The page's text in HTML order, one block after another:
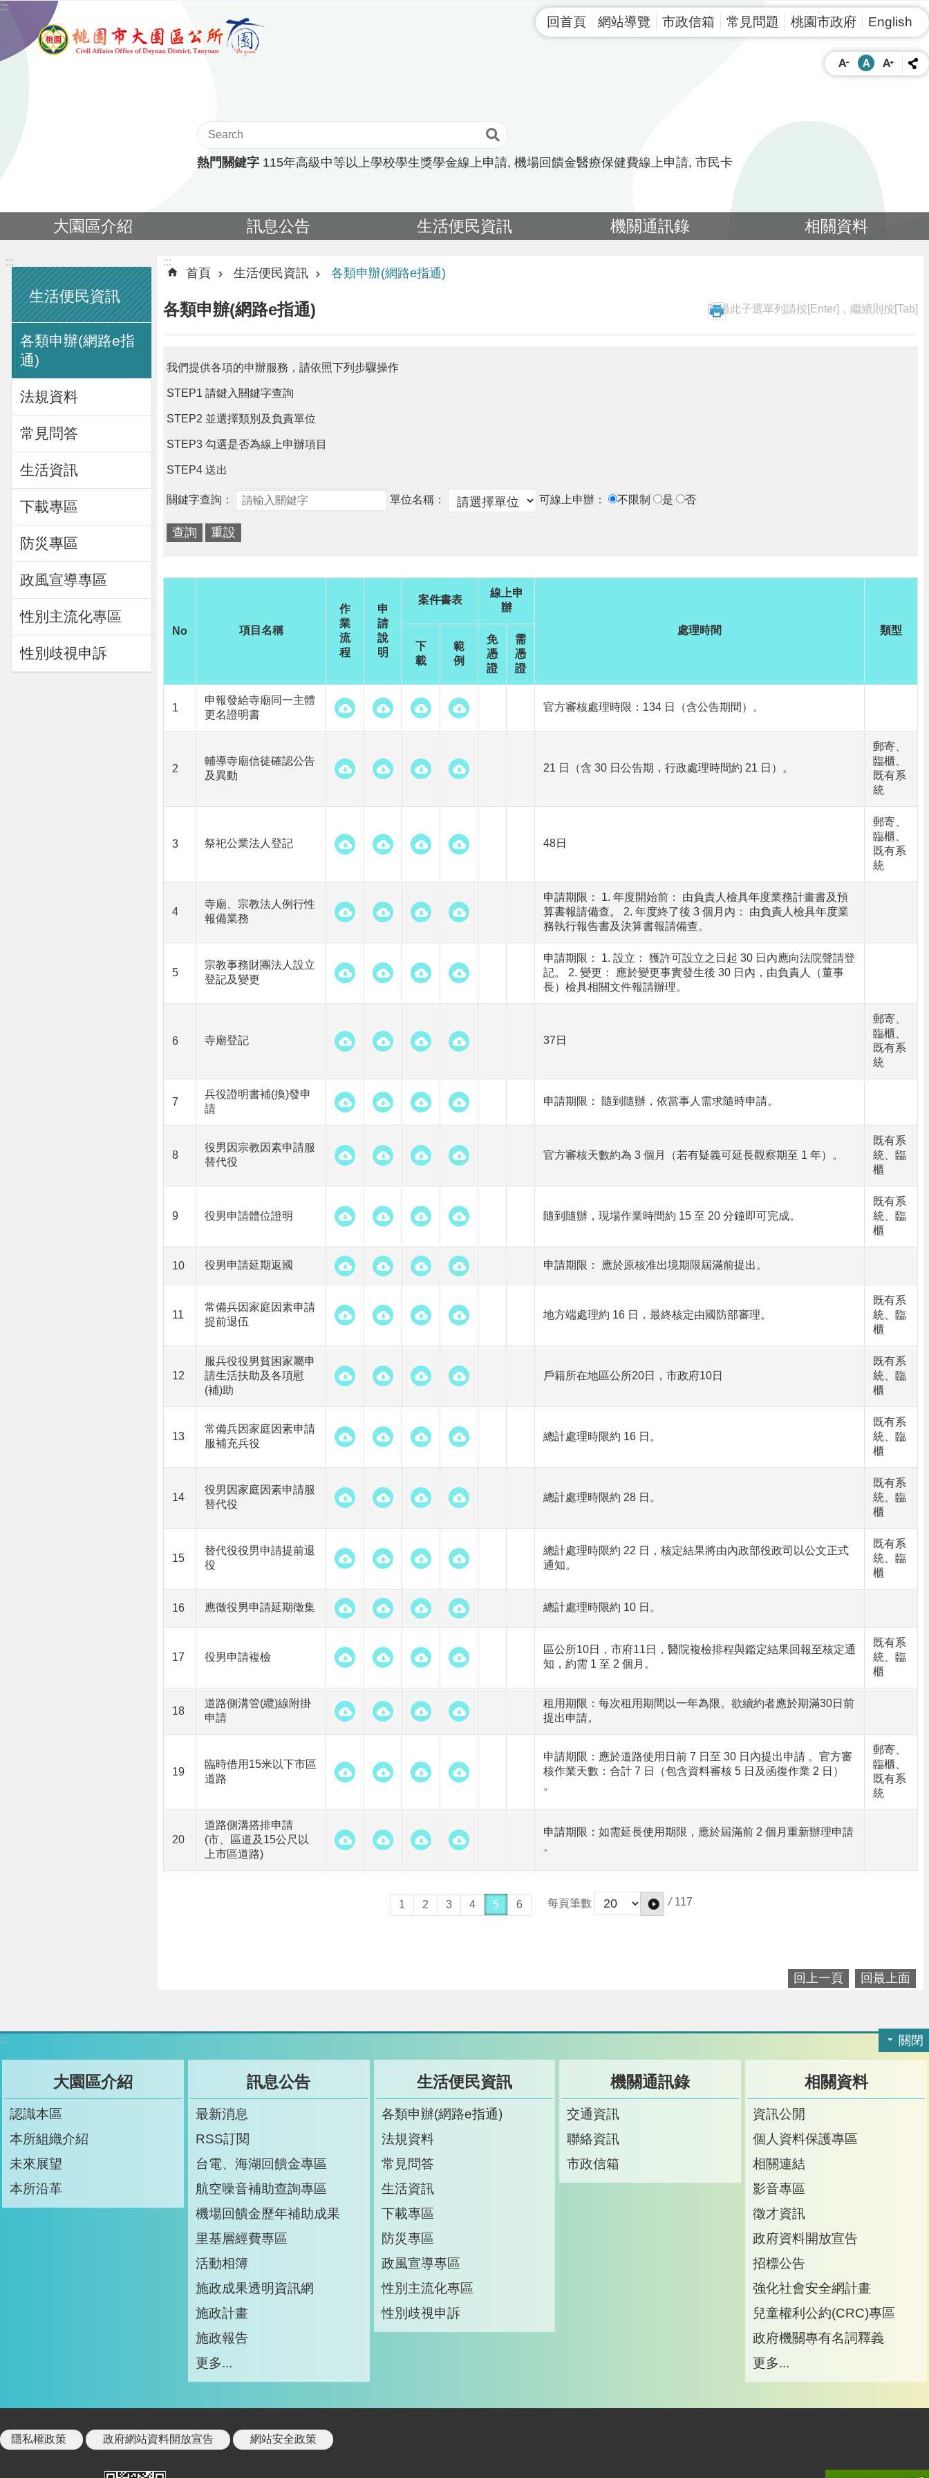
跳到主要內容區塊
:::
回首頁 網站導覽 市政信箱 常見問題 桃園市政府 English
熱門關鍵字 115年高級中等以上學校學生獎學金線上申請 機場回饋金醫療保健費線上申請 市民卡
大園區介紹 訊息公告 生活便民資訊 機關通訊錄 相關資料
:::
生活便民資訊
各類申辦(網路e指
通)
法規資料
常見問答
生活資訊
下載專區
防災專區
政風宣導專區
性別主流化專區
性別歧視申訴
:::
首頁 生活便民資訊 各類申辦(網路e指通)
各類申辦(網路e指通) 跳過此子選單列請按[Enter]，繼續則按[Tab]
我們提供各項的申辦服務，請依照下列步驟操作
STEP1 請鍵入關鍵字查詢
STEP2 並選擇類別及負責單位
STEP3 勾選是否為線上申辦項目
STEP4 送出
關鍵字查詢： 單位名稱： 可線上申辦： 不限制 是 否
No 項目名稱
作
業
流
程
申
請
說
明
案件書表
線上申
辦
處理時間
類型
下
載
範
例
免
憑
證
需
憑
證
1
申報發給寺廟同一主體
更名證明書
官方審核處理時限：134 日（含公告期間）。
2
輔導寺廟信徒確認公告
及異動
21 日（含 30 日公告期，行政處理時間約 21 日）。
郵寄、
臨櫃、
既有系
統
3 祭祀公業法人登記 48日
郵寄、
臨櫃、
既有系
統
4
寺廟、宗教法人例行性
報備業務
申請期限： 1. 年度開始前： 由負責人檢具年度業務計畫書及預
算書報請備查。 2. 年度終了後 3 個月內： 由負責人檢具年度業
務執行報告書及決算書報請備查。
5
宗教事務財團法人設立
登記及變更
申請期限： 1. 設立： 獲許可設立之日起 30 日內應向法院聲請登
記。 2. 變更： 應於變更事實發生後 30 日內，由負責人（董事
長）檢具相關文件報請辦理。
6 寺廟登記 37日
郵寄、
臨櫃、
既有系
統
7
兵役證明書補(換)發申
請
申請期限： 隨到隨辦，依當事人需求隨時申請。
8
役男因宗教因素申請服
替代役
官方審核天數約為 3 個月（若有疑義可延長觀察期至 1 年）。
既有系
統、臨
櫃
9 役男申請體位證明 隨到隨辦，現場作業時間約 15 至 20 分鐘即可完成。
既有系
統、臨
櫃
10 役男申請延期返國 申請期限： 應於原核准出境期限屆滿前提出。
11
常備兵因家庭因素申請
提前退伍
地方端處理約 16 日，最終核定由國防部審理。
既有系
統、臨
櫃
12
服兵役役男貧困家屬申
請生活扶助及各項慰
(補)助
戶籍所在地區公所20日，市政府10日
既有系
統、臨
櫃
13
常備兵因家庭因素申請
服補充兵役
總計處理時限約 16 日。
既有系
統、臨
櫃
14
役男因家庭因素申請服
替代役
總計處理時限約 28 日。
既有系
統、臨
櫃
15
替代役役男申請提前退
役
總計處理時限約 22 日，核定結果將由內政部役政司以公文正式
通知。
既有系
統、臨
櫃
16 應徵役男申請延期徵集 總計處理時限約 10 日。
17 役男申請複檢
區公所10日，市府11日，醫院複檢排程與鑑定結果回報至核定通
知，約需 1 至 2 個月。
既有系
統、臨
櫃
18
道路側溝管(纜)線附掛
申請
租用期限：每次租用期間以一年為限。欲續約者應於期滿30日前
提出申請。
19
臨時借用15米以下市區
道路
申請期限：應於道路使用日前 7 日至 30 日內提出申請 。官方審
核作業天數：合計 7 日（包含資料審核 5 日及函復作業 2 日）
。
郵寄、
臨櫃、
既有系
統
20
道路側溝搭排申請
(市、區道及15公尺以
上市區道路)
申請期限：如需延長使用期限，應於屆滿前 2 個月重新辦理申請
。
1 2 3 4 5 6 每頁筆數 / 117
回上一頁 回最上面
關閉
:::
大園區介紹
認識本區
本所組織介紹
未來展望
本所沿革
訊息公告
最新消息
RSS訂閱
台電、海湖回饋金專區
航空噪音補助查詢專區
機場回饋金歷年補助成果
里基層經費專區
活動相簿
施政成果透明資訊網
施政計畫
施政報告
更多...
生活便民資訊
各類申辦(網路e指通)
法規資料
常見問答
生活資訊
下載專區
防災專區
政風宣導專區
性別主流化專區
性別歧視申訴
機關通訊錄
交通資訊
聯絡資訊
市政信箱
相關資料
資訊公開
個人資料保護專區
相關連結
影音專區
徵才資訊
政府資料開放宣告
招標公告
強化社會安全網計畫
兒童權利公約(CRC)專區
政府機關專有名詞釋義
更多...
隱私權政策 政府網站資料開放宣告 網站安全政策